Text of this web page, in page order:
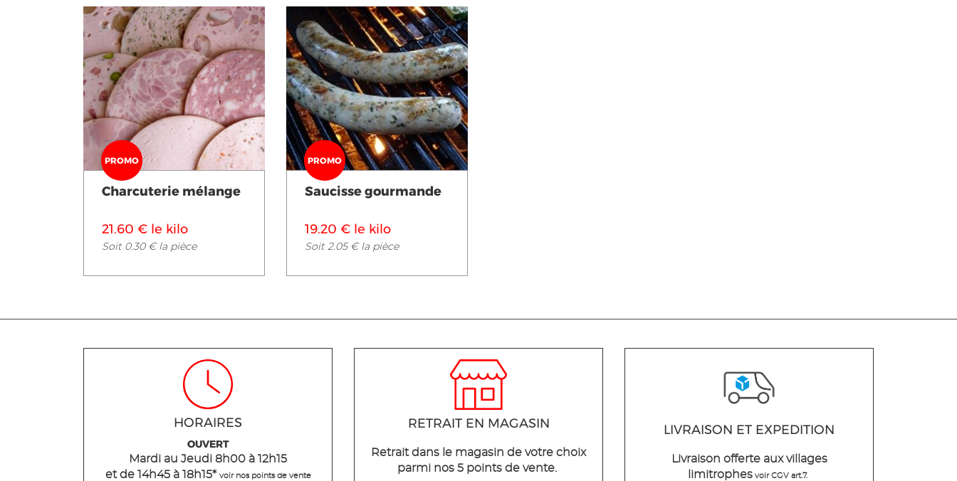
Voir en détail
PROMO
Charcuterie mélange
21.60 € le kilo
Soit 0.30 € la pièce
Voir en détail
PROMO
Saucisse gourmande
19.20 € le kilo
Soit 2.05 € la pièce
HORAIRES
OUVERT
Mardi au Jeudi 8h00 à 12h15
et de 14h45 à 18h15* voir nos points de vente
RETRAIT EN MAGASIN
Retrait dans le magasin de votre choix
parmi nos 5 points de vente.
LIVRAISON ET EXPEDITION
Livraison offerte aux villages
limitrophes voir CGV art.7.